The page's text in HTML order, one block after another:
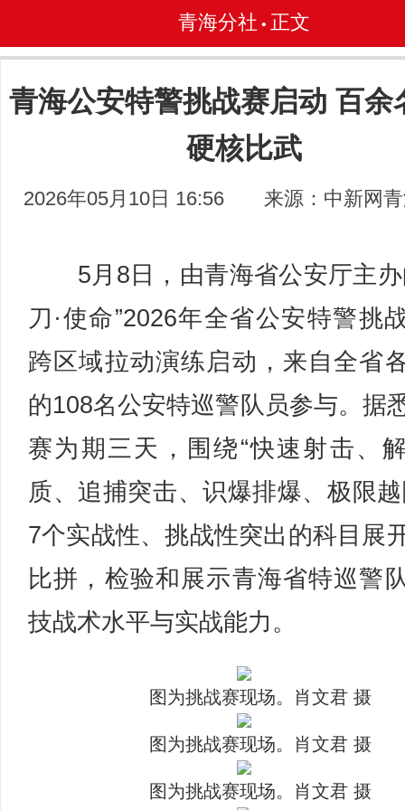
青海分社 • 正文
青海公安特警挑战赛启动 百余
硬核比武
2026年05月10日 16:56 来源：中新网
5月8日，由青海省公安厅主办
刀·使命”2026年全省公安特警挑
跨区域拉动演练启动，来自全省
的108名公安特巡警队员参与。据
赛为期三天，围绕“快速射击、
质、追捕突击、识爆排爆、极限越
7个实战性、挑战性突出的科目展
比拼，检验和展示青海省特巡警
技战术水平与实战能力。
图为挑战赛现场。肖文君 摄
图为挑战赛现场。肖文君 摄
图为挑战赛现场。肖文君 摄